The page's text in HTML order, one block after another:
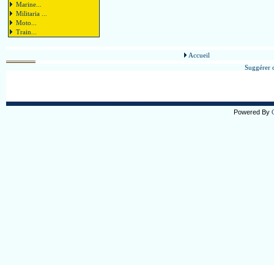
Marine...
Militaria ...
Moto...
Train...
Accueil
Suggérer
Powered By